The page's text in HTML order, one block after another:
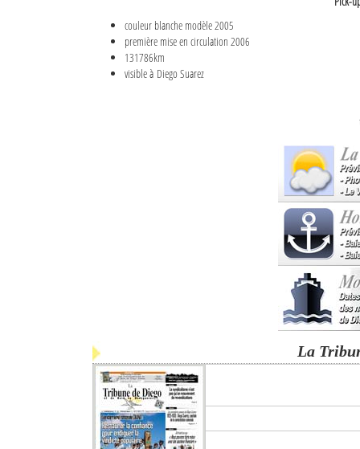
couleur blanche modèle 2005
première mise en circulation 2006
131786km
visible à Diego Suarez
La